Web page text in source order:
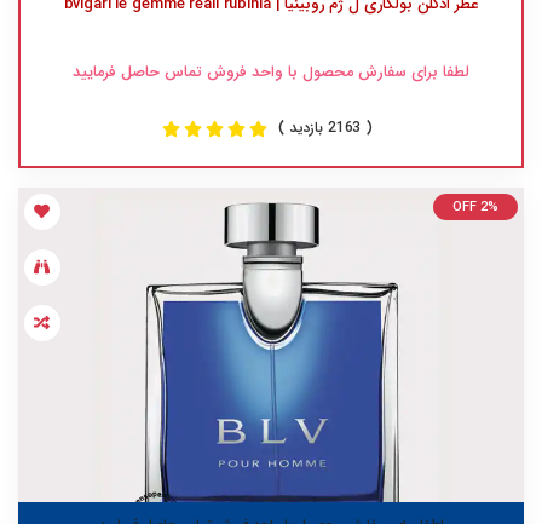
لطفا برای سفارش محصول با واحد فروش تماس حاصل فرمایید
( 2163 بازدید )
OFF 2%